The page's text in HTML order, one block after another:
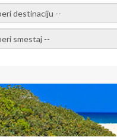
destinaciju -
smestaj -